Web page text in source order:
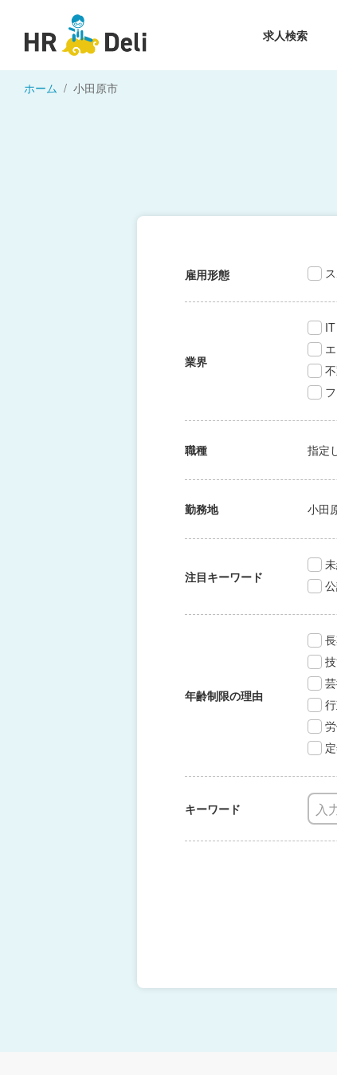
求人検索
ホーム 小田原市
雇用形態
業界
職種 指定
勤務地 小田
注目キーワード
年齢制限の理由
キーワード